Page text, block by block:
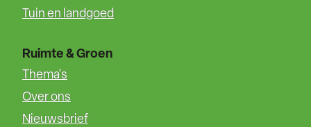
Tuin en landgoed
Ruimte & Groen
Thema's
Over ons
Nieuwsbrief